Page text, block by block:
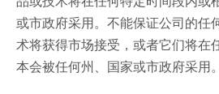
或市政府采用。不能保证公司的任
术将获得市场接受，或者它们将在
本会被任何州、国家或市政府采用。